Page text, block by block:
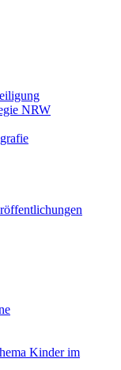
NRW
Kinder im